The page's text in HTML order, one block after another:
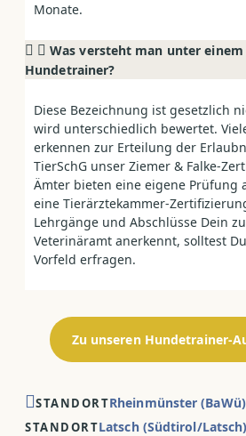
Monate.
Was versteht man unter
Hundetrainer?
Diese Bezeichnung ist gesetzlich
wird unterschiedlich bewertet.
erkennen zur Erteilung der
TierSchG unser Ziemer & Falke-
Ämter bieten eine eigene Prüfung
eine Tierärztekammer-
Lehrgänge und Abschlüsse Dein
Veterinäramt anerkennt, solltest
Vorfeld erfragen.
Zu unseren Hundetrainer-
STANDORTRheinmünster (BaWü)
STANDORTLatsch (Südtirol/Latsch)